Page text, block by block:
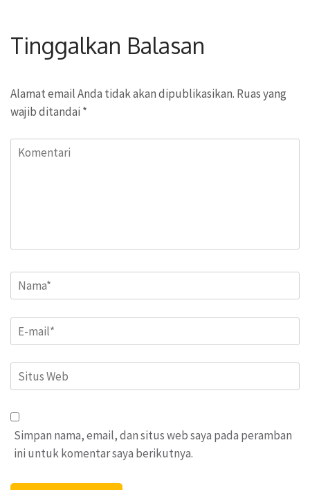
Tinggalkan Balasan
Alamat email Anda tidak akan dipublikasikan. Ruas yang
wajib ditandai *
Komentari
Name*
Email*
Situs
Web
Simpan nama, email, dan situs web saya pada peramban
ini untuk komentar saya berikutnya.